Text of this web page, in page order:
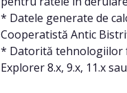
* Datele generate de
Cooperatistă Antic
* Datorită tehnologiilor
Explorer 8.x, 9.x, 11.x